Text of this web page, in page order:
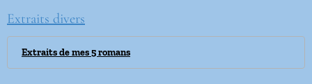
Extraits divers
Extraits de mes 5 romans